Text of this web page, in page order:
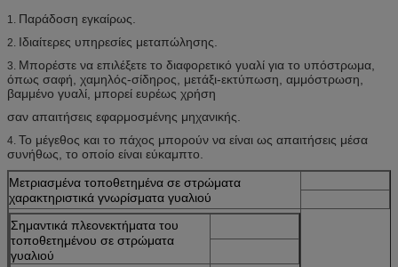
1. Παράδοση εγκαίρως.
2. Ιδιαίτερες υπηρεσίες μεταπώλησης.
3. Μπορέστε να επιλέξετε το διαφορετικό γυαλί για το υπόστρωμα,
όπως σαφή, χαμηλός-σίδηρος, μετάξι-εκτύπωση, αμμόστρωση,
βαμμένο γυαλί, μπορεί ευρέως χρήση
σαν απαιτήσεις εφαρμοσμένης μηχανικής.
4. Το μέγεθος και το πάχος μπορούν να είναι ως απαιτήσεις μέσα
συνήθως, το οποίο είναι εύκαμπτο.
Μετριασμένα τοποθετημένα σε στρώματα
χαρακτηριστικά γνωρίσματα γυαλιού
Σημαντικά πλεονεκτήματα του
τοποθετημένου σε στρώματα
γυαλιού